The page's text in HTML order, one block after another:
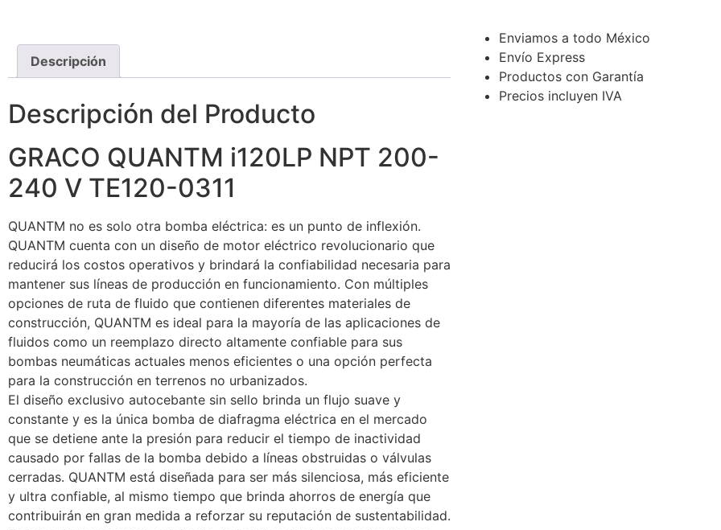
Descripción
Descripción del Producto
GRACO QUANTM i120LP NPT 200-
240 V TE120-0311
QUANTM no es solo otra bomba eléctrica: es un punto de inflexión.
QUANTM cuenta con un diseño de motor eléctrico revolucionario que
reducirá los costos operativos y brindará la confiabilidad necesaria para
mantener sus líneas de producción en funcionamiento. Con múltiples
opciones de ruta de fluido que contienen diferentes materiales de
construcción, QUANTM es ideal para la mayoría de las aplicaciones de
fluidos como un reemplazo directo altamente confiable para sus
bombas neumáticas actuales menos eficientes o una opción perfecta
para la construcción en terrenos no urbanizados.
El diseño exclusivo autocebante sin sello brinda un flujo suave y
constante y es la única bomba de diafragma eléctrica en el mercado
que se detiene ante la presión para reducir el tiempo de inactividad
causado por fallas de la bomba debido a líneas obstruidas o válvulas
cerradas. QUANTM está diseñada para ser más silenciosa, más eficiente
y ultra confiable, al mismo tiempo que brinda ahorros de energía que
contribuirán en gran medida a reforzar su reputación de sustentabilidad.
Enviamos a todo México
Envío Express
Productos con Garantía
Precios incluyen IVA